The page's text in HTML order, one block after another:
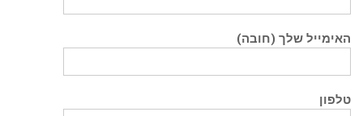
האימייל שלך (חובה)
טלפון